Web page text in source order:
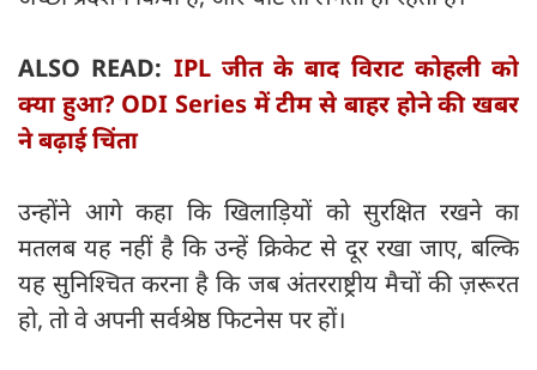
ALSO READ: IPL जीत के बाद विराट कोहली को
क्या हुआ? ODI Series में टीम से बाहर होने की खबर
ने बढ़ाई चिंता
उन्होंने आगे कहा कि खिलाड़ियों को सुरक्षित रखने का
मतलब यह नहीं है कि उन्हें क्रिकेट से दूर रखा जाए, बल्कि
यह सुनिश्चित करना है कि जब अंतरराष्ट्रीय मैचों की ज़रूरत
हो, तो वे अपनी सर्वश्रेष्ठ फिटनेस पर हों।